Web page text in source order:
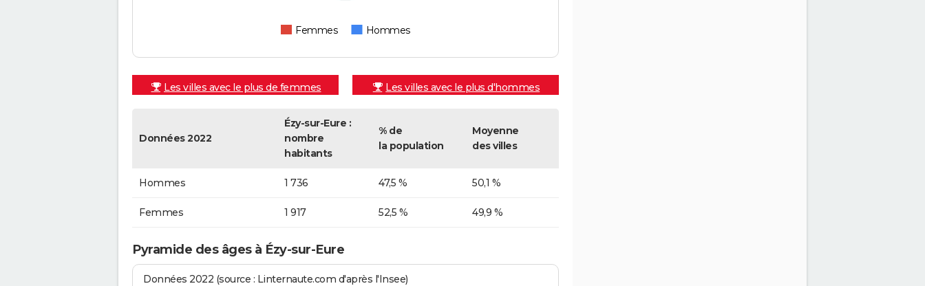
Femmes Hommes
Les villes avec le plus de femmes Les villes avec le plus d'hommes
Données 2022
Ézy-sur-Eure :
nombre
habitants
% de
la population
Moyenne
des villes
Hommes 1 736 47,5 % 50,1 %
Femmes 1 917 52,5 % 49,9 %
Pyramide des âges à Ézy-sur-Eure
Données 2022 (source : Linternaute.com d'après l'Insee)